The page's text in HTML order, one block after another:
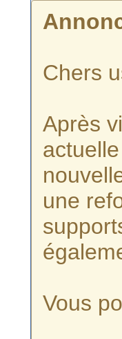
Chers
Après
une
Vous